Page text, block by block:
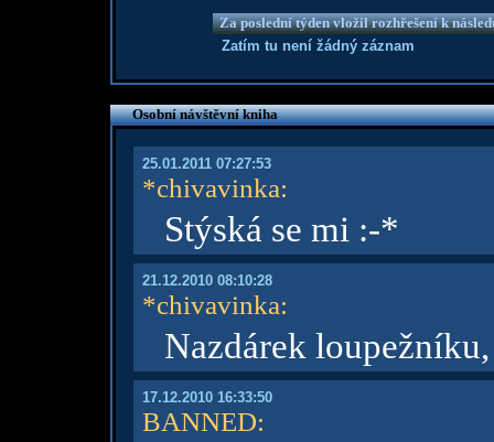
Za poslední týden vložil rozhřešení k
Zatím tu není žádný záznam
Osobní návštěvní kniha
25.01.2011 07:27:53
*chivavinka:
Stýská se mi :-*
21.12.2010 08:10:28
*chivavinka:
Nazdárek
17.12.2010 16:33:50
BANNED: